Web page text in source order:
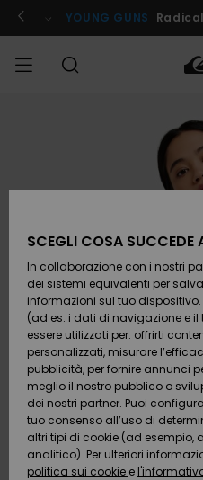
informazioni
prodotto
! YOUNG GUNS
e
Surf /
Acqua
Snow
e
Surf /
Acqua
Neve
Shop
Nuovi
Da
Scoprire
Snow
SURF
Surf
Uomo
SNOW
Snow
Shop
Uomo
Shop
Snow
Shop
Donna
Da
Scoprire
OUTLET
Outlet
Uomo
Outlet
Donna
AIUTO &
CONTATTI
Accedi al
ordine
Pagamento
Buono
Quiksilver
Freedom
Protezione
dei dati
SCEGLI COSA SUCCEDE
In collaborazione con i nostri
dei sistemi equivalenti per
informazioni sul tuo
(ad es. i dati di navigazione e il
essere utilizzati per: offrirti
personalizzati, misurare
pubblicità, per fornire annunci
meglio il nostro pubblico o
dei nostri partner. Puoi
tuo consenso all’uso di
altri tipi di cookie (ad esempio,
analitico). Per ulteriori
politica sui cookie e